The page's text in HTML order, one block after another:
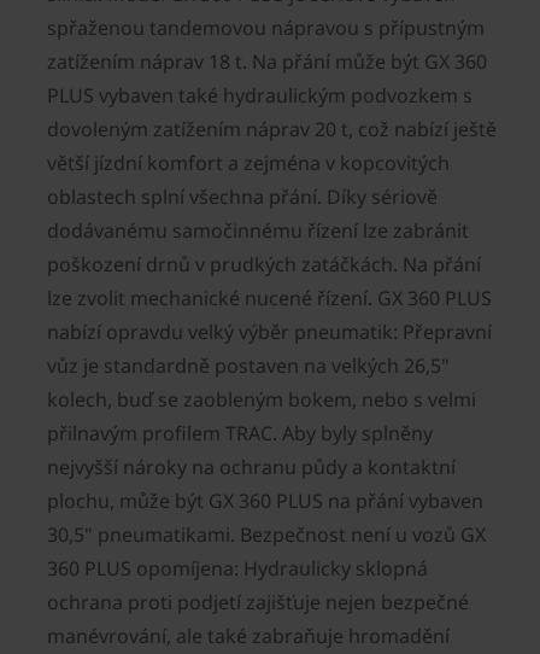
spřaženou tandemovou nápravou s přípustným
zatížením náprav 18 t. Na přání může být GX 360
PLUS vybaven také hydraulickým podvozkem s
dovoleným zatížením náprav 20 t, což nabízí ještě
větší jízdní komfort a zejména v kopcovitých
oblastech splní všechna přání. Díky sériově
dodávanému samočinnému řízení lze zabránit
poškození drnů v prudkých zatáčkách. Na přání
lze zvolit mechanické nucené řízení. GX 360 PLUS
nabízí opravdu velký výběr pneumatik: Přepravní
vůz je standardně postaven na velkých 26,5"
kolech, buď se zaobleným bokem, nebo s velmi
přilnavým profilem TRAC. Aby byly splněny
nejvyšší nároky na ochranu půdy a kontaktní
plochu, může být GX 360 PLUS na přání vybaven
30,5" pneumatikami. Bezpečnost není u vozů GX
360 PLUS opomíjena: Hydraulicky sklopná
ochrana proti podjetí zajišťuje nejen bezpečné
manévrování, ale také zabraňuje hromadění